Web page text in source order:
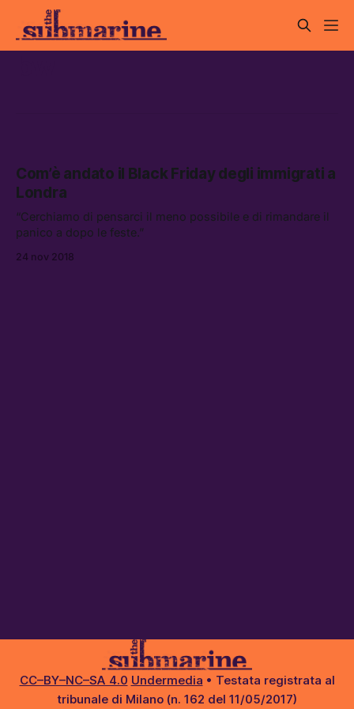
Com’è andato il Black Friday degli immigrati a
Londra
“Cerchiamo di pensarci il meno possibile e di rimandare il
panico a dopo le feste.”
24 nov 2018
CC–BY–NC–SA 4.0 Undermedia • Testata registrata al
tribunale di Milano (n. 162 del 11/05/2017)